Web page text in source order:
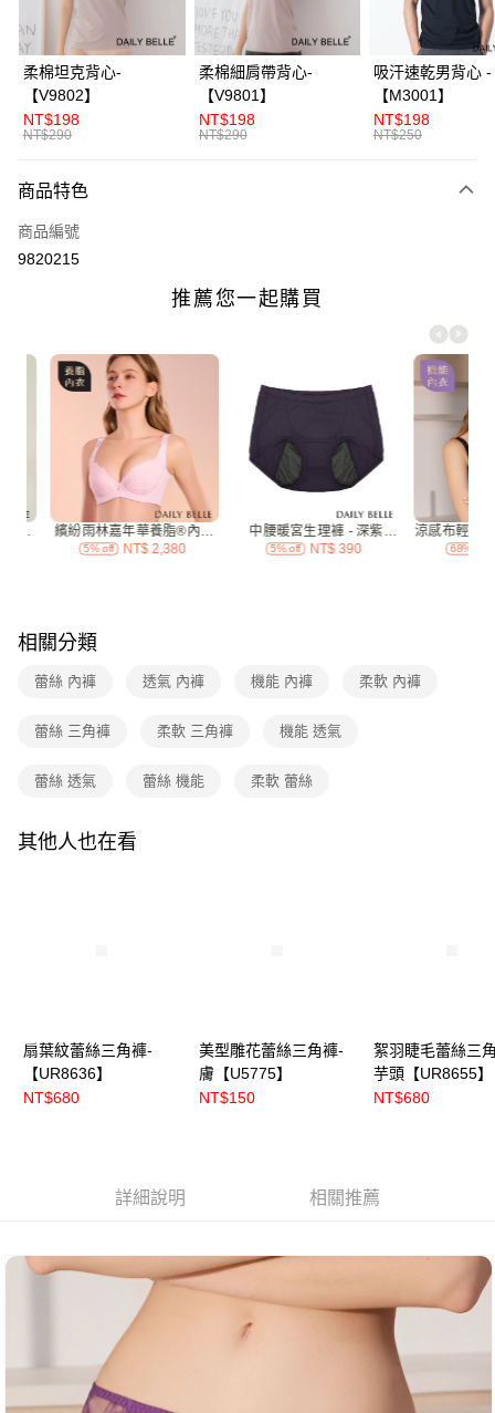
上海商業儲蓄銀行
台北富邦商業銀行
國泰世華商業銀行
兆豐國際商業銀行
臺灣中小企業銀行
台中商業銀行
匯豐（台灣）商業銀行
華泰商業銀行
聯邦商業銀行
元大商業銀行
台灣樂天信用卡公司
LINE Pay
Apple Pay
街口支付
ATM付款
運送方式
全家付款取貨
每筆NT$70，滿NT$3,000(含以上)免運費
7-11付款取貨
每筆NT$70，滿NT$3,000(含以上)免運費
付款後7-11取貨
每筆NT$70，滿NT$3,000(含以上)免運費
宅配
每筆NT$120，滿NT$3,000(含以上)免運費
海外
柔棉坦克背心-
【V9802】
NT$198
NT$290
柔棉細肩帶背心-
【V9801】
NT$198
NT$290
吸汗速乾男背心 -
【M3001】
NT$198
NT$250
商品特色
商品編號
9820215
相關分類
蕾絲 內褲 透氣 內褲 機能 內褲 柔軟 內褲
蕾絲 三角褲 柔軟 三角褲 機能 透氣
蕾絲 透氣 蕾絲 機能 柔軟 蕾絲
其他人也在看
扇葉紋蕾絲三角褲-
【UR8636】
NT$680
美型雕花蕾絲三角褲-
膚【U5775】
NT$150
絮羽睫毛蕾絲三
芋頭【UR8655】
NT$680
詳細說明 相關推薦